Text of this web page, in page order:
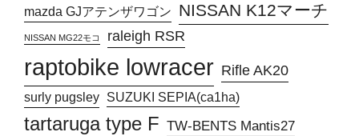
mazda GJアテンザワゴン NISSAN K12マーチ
NISSAN MG22モコ raleigh RSR
raptobike lowracer Rifle AK20
surly pugsley SUZUKI SEPIA(ca1ha)
tartaruga type F TW-BENTS Mantis27